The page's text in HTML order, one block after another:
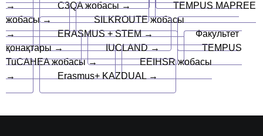
→
C3QA жобасы →
TEMPUS MAPREE
жобасы →
SILKROUTE жобасы
→
ERASMUS + STEM →
Факультет
қонақтары →
IUCLAND →
TEMPUS
TuCAHEA жобасы →
EEIHSR жобасы
→
Erasmus+ KAZDUAL →